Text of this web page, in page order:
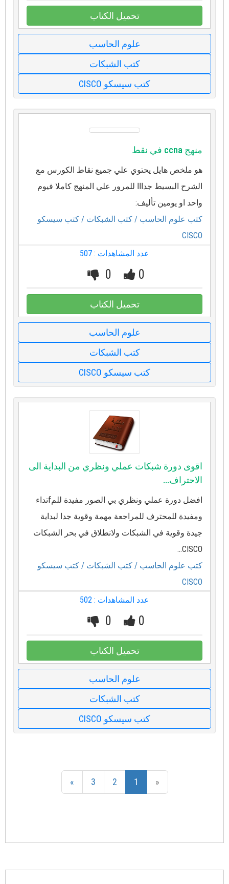
تحميل الكتاب
علوم الحاسب
كتب الشبكات
كتب سيسكو CISCO
منهج ccna في نقط
هو ملخص هايل يحتوي علي جميع نقاط الكورس مع
الشرح البسيط جدااا للمرور علي المنهج كاملا فيوم
واحد او يومين تأليف:
كتب علوم الحاسب / كتب الشبكات / كتب سيسكو
CISCO
عدد المشاهدات : 507
0
0
تحميل الكتاب
علوم الحاسب
كتب الشبكات
كتب سيسكو CISCO
اقوى دورة شبكات عملي ونظري من البداية الى
الاحتراف...
افضل دورة عملي ونظري بي الصور مفيدة للمfتداء
ومفيدة للمحترف للمراجعة مهمة وقوية جدا لبداية
جيدة وقوية في الشبكات ولانطلاق في بحر الشبكات
CISCO...
كتب علوم الحاسب / كتب الشبكات / كتب سيسكو
CISCO
عدد المشاهدات : 502
0
0
تحميل الكتاب
علوم الحاسب
كتب الشبكات
كتب سيسكو CISCO
«
1
2
3
»